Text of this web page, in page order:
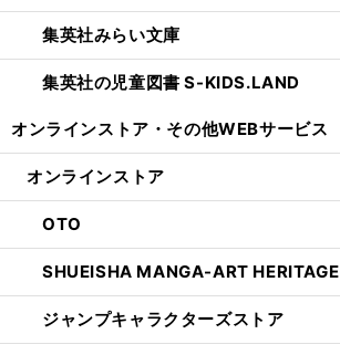
集英社みらい文庫
集英社の児童図書 S-KIDS.LAND
オンラインストア・ その他WEBサービス
オンラインストア
OTO
SHUEISHA MANGA-ART HERITAGE
ジャンプキャラクターズストア